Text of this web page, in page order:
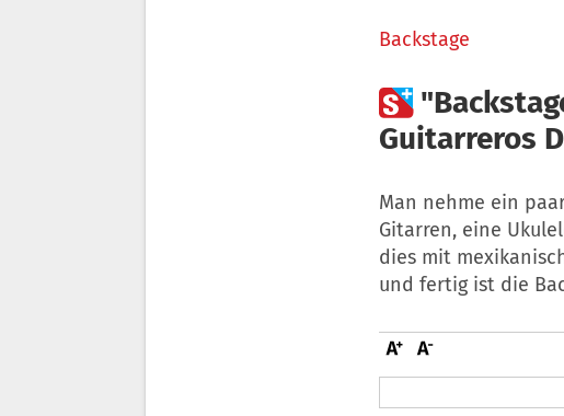
Backstage

Guitarreros
Man nehme ein
Gitarren, eine
dies mit
und fertig ist die